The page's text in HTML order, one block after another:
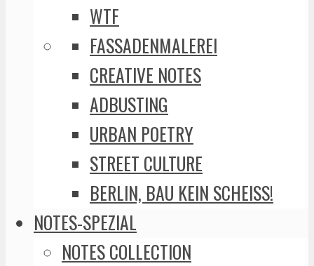
WTF
FASSADENMALEREI
CREATIVE NOTES
ADBUSTING
URBAN POETRY
STREET CULTURE
BERLIN, BAU KEIN SCHEISS!
NOTES-SPEZIAL
NOTES COLLECTION